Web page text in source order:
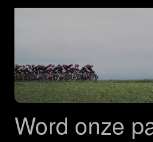
Word onze